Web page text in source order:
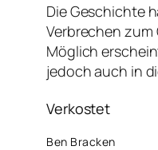
Die Geschichte
Verbrechen zum
Möglich
jedoch auch in
Verkostet
Ben Bracken